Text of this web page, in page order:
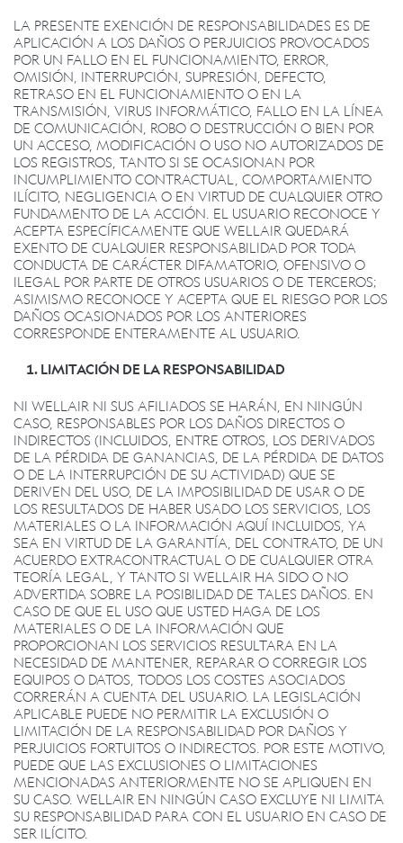
LA PRESENTE EXENCIÓN DE RESPONSABILIDADES ES DE
APLICACIÓN A LOS DAÑOS O PERJUICIOS PROVOCADOS
POR UN FALLO EN EL FUNCIONAMIENTO, ERROR,
OMISIÓN, INTERRUPCIÓN, SUPRESIÓN, DEFECTO,
RETRASO EN EL FUNCIONAMIENTO O EN LA
TRANSMISIÓN, VIRUS INFORMÁTICO, FALLO EN LA LÍNEA
DE COMUNICACIÓN, ROBO O DESTRUCCIÓN O BIEN POR
UN ACCESO, MODIFICACIÓN O USO NO AUTORIZADOS DE
LOS REGISTROS, TANTO SI SE OCASIONAN POR
INCUMPLIMIENTO CONTRACTUAL, COMPORTAMIENTO
ILÍCITO, NEGLIGENCIA O EN VIRTUD DE CUALQUIER OTRO
FUNDAMENTO DE LA ACCIÓN. EL USUARIO RECONOCE Y
ACEPTA ESPECÍFICAMENTE QUE WELLAIR QUEDARÁ
EXENTO DE CUALQUIER RESPONSABILIDAD POR TODA
CONDUCTA DE CARÁCTER DIFAMATORIO, OFENSIVO O
ILEGAL POR PARTE DE OTROS USUARIOS O DE TERCEROS;
ASIMISMO RECONOCE Y ACEPTA QUE EL RIESGO POR LOS
DAÑOS OCASIONADOS POR LOS ANTERIORES
CORRESPONDE ENTERAMENTE AL USUARIO.
LIMITACIÓN DE LA RESPONSABILIDAD
NI WELLAIR NI SUS AFILIADOS SE HARÁN, EN NINGÚN
CASO, RESPONSABLES POR LOS DAÑOS DIRECTOS O
INDIRECTOS (INCLUIDOS, ENTRE OTROS, LOS DERIVADOS
DE LA PÉRDIDA DE GANANCIAS, DE LA PÉRDIDA DE DATOS
O DE LA INTERRUPCIÓN DE SU ACTIVIDAD) QUE SE
DERIVEN DEL USO, DE LA IMPOSIBILIDAD DE USAR O DE
LOS RESULTADOS DE HABER USADO LOS SERVICIOS, LOS
MATERIALES O LA INFORMACIÓN AQUÍ INCLUIDOS, YA
SEA EN VIRTUD DE LA GARANTÍA, DEL CONTRATO, DE UN
ACUERDO EXTRACONTRACTUAL O DE CUALQUIER OTRA
TEORÍA LEGAL, Y TANTO SI WELLAIR HA SIDO O NO
ADVERTIDA SOBRE LA POSIBILIDAD DE TALES DAÑOS. EN
CASO DE QUE EL USO QUE USTED HAGA DE LOS
MATERIALES O DE LA INFORMACIÓN QUE
PROPORCIONAN LOS SERVICIOS RESULTARA EN LA
NECESIDAD DE MANTENER, REPARAR O CORREGIR LOS
EQUIPOS O DATOS, TODOS LOS COSTES ASOCIADOS
CORRERÁN A CUENTA DEL USUARIO. LA LEGISLACIÓN
APLICABLE PUEDE NO PERMITIR LA EXCLUSIÓN O
LIMITACIÓN DE LA RESPONSABILIDAD POR DAÑOS Y
PERJUICIOS FORTUITOS O INDIRECTOS. POR ESTE MOTIVO,
PUEDE QUE LAS EXCLUSIONES O LIMITACIONES
MENCIONADAS ANTERIORMENTE NO SE APLIQUEN EN
SU CASO. WELLAIR EN NINGÚN CASO EXCLUYE NI LIMITA
SU RESPONSABILIDAD PARA CON EL USUARIO EN CASO DE
SER ILÍCITO.